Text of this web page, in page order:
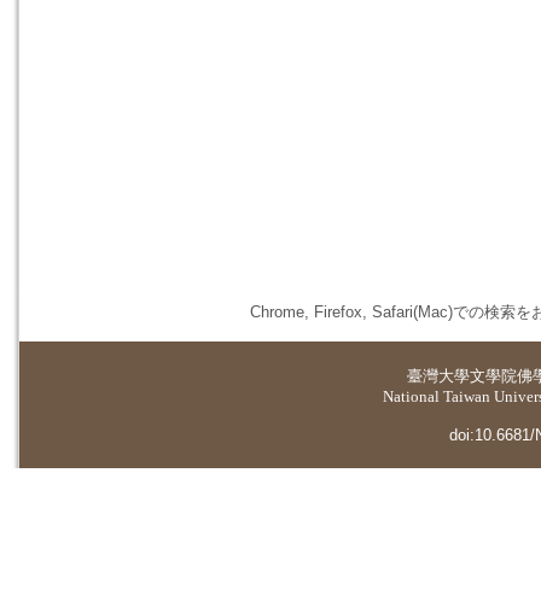
Chrome, Firefox, Safari(Mac)での検索を
臺灣大學文學院佛
National Taiwan
doi:10.6681/